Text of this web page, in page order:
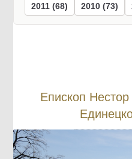
2011 (68) 2010 (73)
Епископ